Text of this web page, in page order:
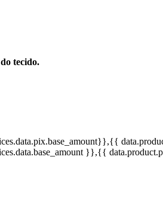
tecido.
,{{
}},{{